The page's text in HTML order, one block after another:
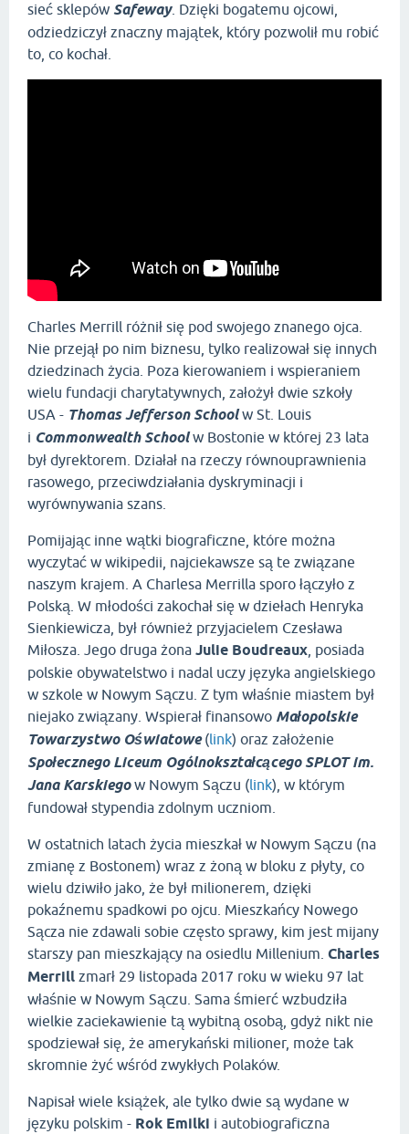
sieć sklepów Safeway. Dzięki bogatemu ojcowi,
odziedziczył znaczny majątek, który pozwolił mu robić
to, co kochał.
Charles Merrill różnił się pod swojego znanego ojca.
Nie przejął po nim biznesu, tylko realizował się innych
dziedzinach życia. Poza kierowaniem i wspieraniem
wielu fundacji charytatywnych, założył dwie szkoły
USA - Thomas Jefferson Schoolw St. Louis
i Commonwealth Schoolw Bostonie w której 23 lata
był dyrektorem. Działał na rzeczy równouprawnienia
rasowego, przeciwdziałania dyskryminacji i
wyrównywania szans.
Pomijając inne wątki biograficzne, które można
wyczytać w wikipedii, najciekawsze są te związane
naszym krajem. A Charlesa Merrilla sporo łączyło z
Polską. W młodości zakochał się w dziełach Henryka
Sienkiewicza, był również przyjacielem Czesława
Miłosza. Jego druga żona Julie Boudreaux , posiada
polskie obywatelstwo i nadal uczy języka angielskiego
w szkole w Nowym Sączu. Z tym właśnie miastem był
niejako związany. Wspierał finansowo Małopolskie
Towarzystwo Oświatowe(link) oraz założenie
Społecznego Liceum Ogólnokształcącego SPLOT im.
Jana Karskiegow Nowym Sączu (link), w którym
fundował stypendia zdolnym uczniom.
W ostatnich latach życia mieszkał w Nowym Sączu (na
zmianę z Bostonem) wraz z żoną w bloku z płyty, co
wielu dziwiło jako, że był milionerem, dzięki
pokaźnemu spadkowi po ojcu. Mieszkańcy Nowego
Sącza nie zdawali sobie często sprawy, kim jest mijany
starszy pan mieszkający na osiedlu Millenium. Charles
Merrill zmarł 29 listopada 2017 roku w wieku 97 lat
właśnie w Nowym Sączu. Sama śmierć wzbudziła
wielkie zaciekawienie tą wybitną osobą, gdyż nikt nie
spodziewał się, że amerykański milioner, może tak
skromnie żyć wśród zwykłych Polaków.
Napisał wiele książek, ale tylko dwie są wydane w
języku polskim - Rok Emilki i autobiograficzna